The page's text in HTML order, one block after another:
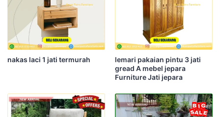
nakas laci 1 jati termurah
lemari pakaian pintu 3 jati
gread A mebel jepara
Furniture Jati jepara